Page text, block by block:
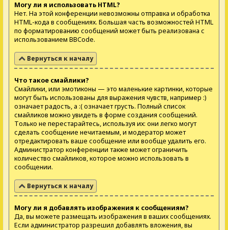
Могу ли я использовать HTML?
Нет. На этой конференции невозможны отправка и обработка
HTML-кода в сообщениях. Большая часть возможностей HTML
по форматированию сообщений может быть реализована с
использованием BBCode.
Вернуться к началу
Что такое смайлики?
Смайлики, или эмотиконы — это маленькие картинки, которые
могут быть использованы для выражения чувств, например :)
означает радость, а :( означает грусть. Полный список
смайликов можно увидеть в форме создания сообщений.
Только не перестарайтесь, используя их: они легко могут
сделать сообщение нечитаемым, и модератор может
отредактировать ваше сообщение или вообще удалить его.
Администратор конференции также может ограничить
количество смайликов, которое можно использовать в
сообщении.
Вернуться к началу
Могу ли я добавлять изображения к сообщениям?
Да, вы можете размещать изображения в ваших сообщениях.
Если администратор разрешил добавлять вложения, вы